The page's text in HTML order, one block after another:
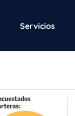
Servicios